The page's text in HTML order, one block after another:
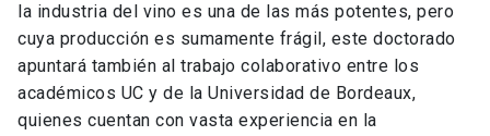
la industria del vino es una de las más potentes, pero
cuya producción es sumamente frágil, este doctorado
apuntará también al trabajo colaborativo entre los
académicos UC y de la Universidad de Bordeaux,
quienes cuentan con vasta experiencia en la